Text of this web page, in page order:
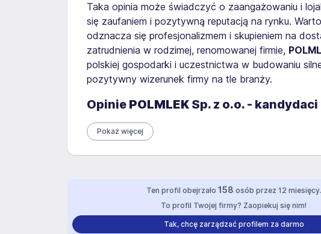
Taka opinia może świadczyć o zaangażowaniu i
się zaufaniem i pozytywną reputacją na rynku.
odznacza się profesjonalizmem i skupieniem na
zatrudnienia w rodzimej, renomowanej firmie,
polskiej gospodarki i uczestnictwa w budowaniu
pozytywny wizerunek firmy na tle branży.
Opinie POLMLEK Sp. z o.o. -
Pokaż więcej
Ten profil obejrzało 158 osób przez 12 miesięcy.
To profil Twojej firmy? Zaopiekuj się nim!
Tak, chcę zarządzać profilem za darmo